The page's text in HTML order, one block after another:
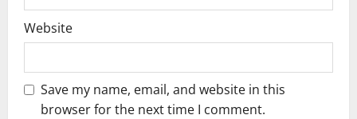
Website
Save my name, email, and website in this
browser for the next time I comment.